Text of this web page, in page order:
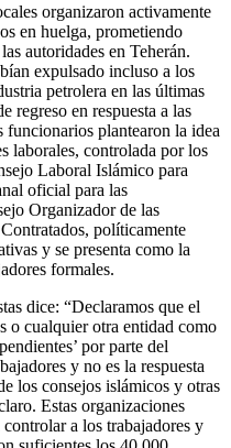
organizaron activamente
en huelga, prometiendo
autoridades en Teherán.
expulsado incluso a los
petrolera en las últimas
regreso en respuesta a las
funcionarios plantearon la idea
laborales, controlada por los
Laboral Islámico para
oficial para las
Organizador de las
políticamente
y se presenta como la
formales.
dice: “Declaramos que el
o cualquier otra entidad como
por parte del
y no es la respuesta
los consejos islámicos y otras
Estas organizaciones
a los trabajadores y